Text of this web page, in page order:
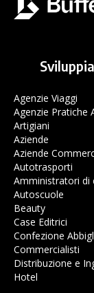
Agenzie Viaggi
Agenzie Pratiche
Artigiani
Aziende
Aziende
Autotrasporti
Amministratori di
Autoscuole
Beauty
Case Editrici
Confezione
Commercialisti
Distribuzione e
Hotel